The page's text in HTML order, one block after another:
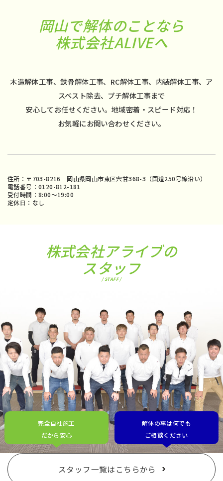
岡山で解体のことなら
株式会社ALIVEへ
木造解体工事、鉄骨解体工事、RC解体工事、内装解体工事、ア
スベスト除去、プチ解体工事まで
安心してお任せください。地域密着・スピード対応！
お気軽にお問い合わせください。
住所：〒703-8216 岡山県岡山市東区宍甘368-3（国道250号線沿い）
電話番号：0120-812-181
受付時間：8:00〜19:00
定休日：なし
株式会社アライブの
スタッフ
/ STAFF /
完全自社施工
だから安心
解体の事は何でも
ご相談ください
スタッフ一覧はこちらから